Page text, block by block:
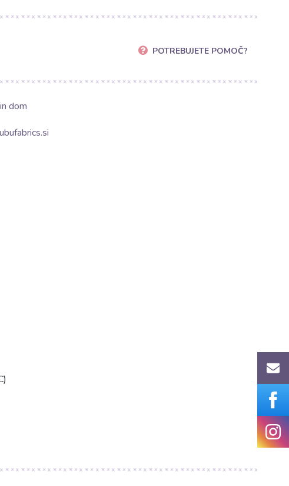
POTREBUJETE POMOČ?
dom